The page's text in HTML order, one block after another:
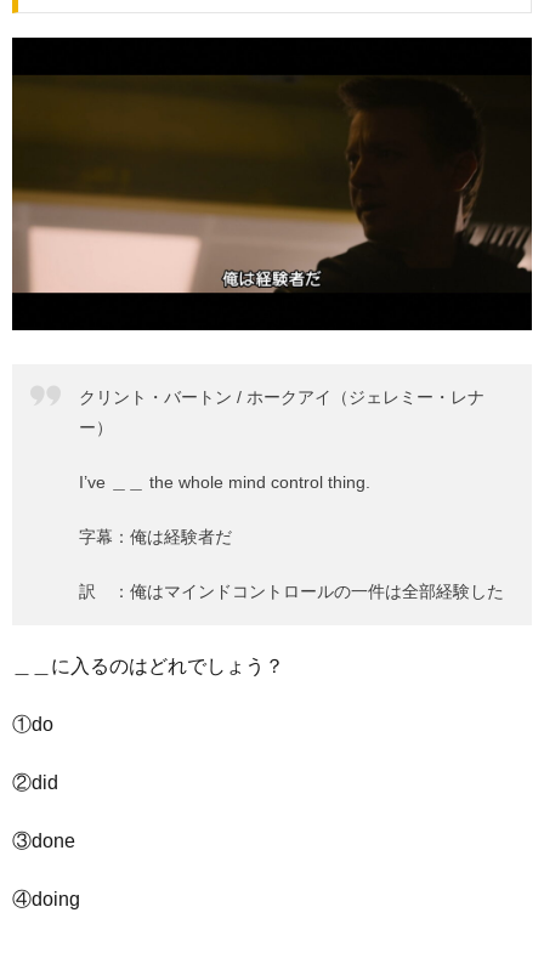
クリント・バートン / ホークアイ（ジェレミー・レナ
ー）
I’ve ＿＿ the whole mind control thing.
字幕：俺は経験者だ
訳 ：俺はマインドコントロールの一件は全部経験した
＿＿に入るのはどれでしょう？
①do
②did
③done
④doing